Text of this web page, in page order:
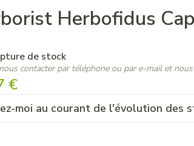
Herbofidus
€
moi au courant de l'évolution des
de stock
contacter par téléphone ou par e-mail et